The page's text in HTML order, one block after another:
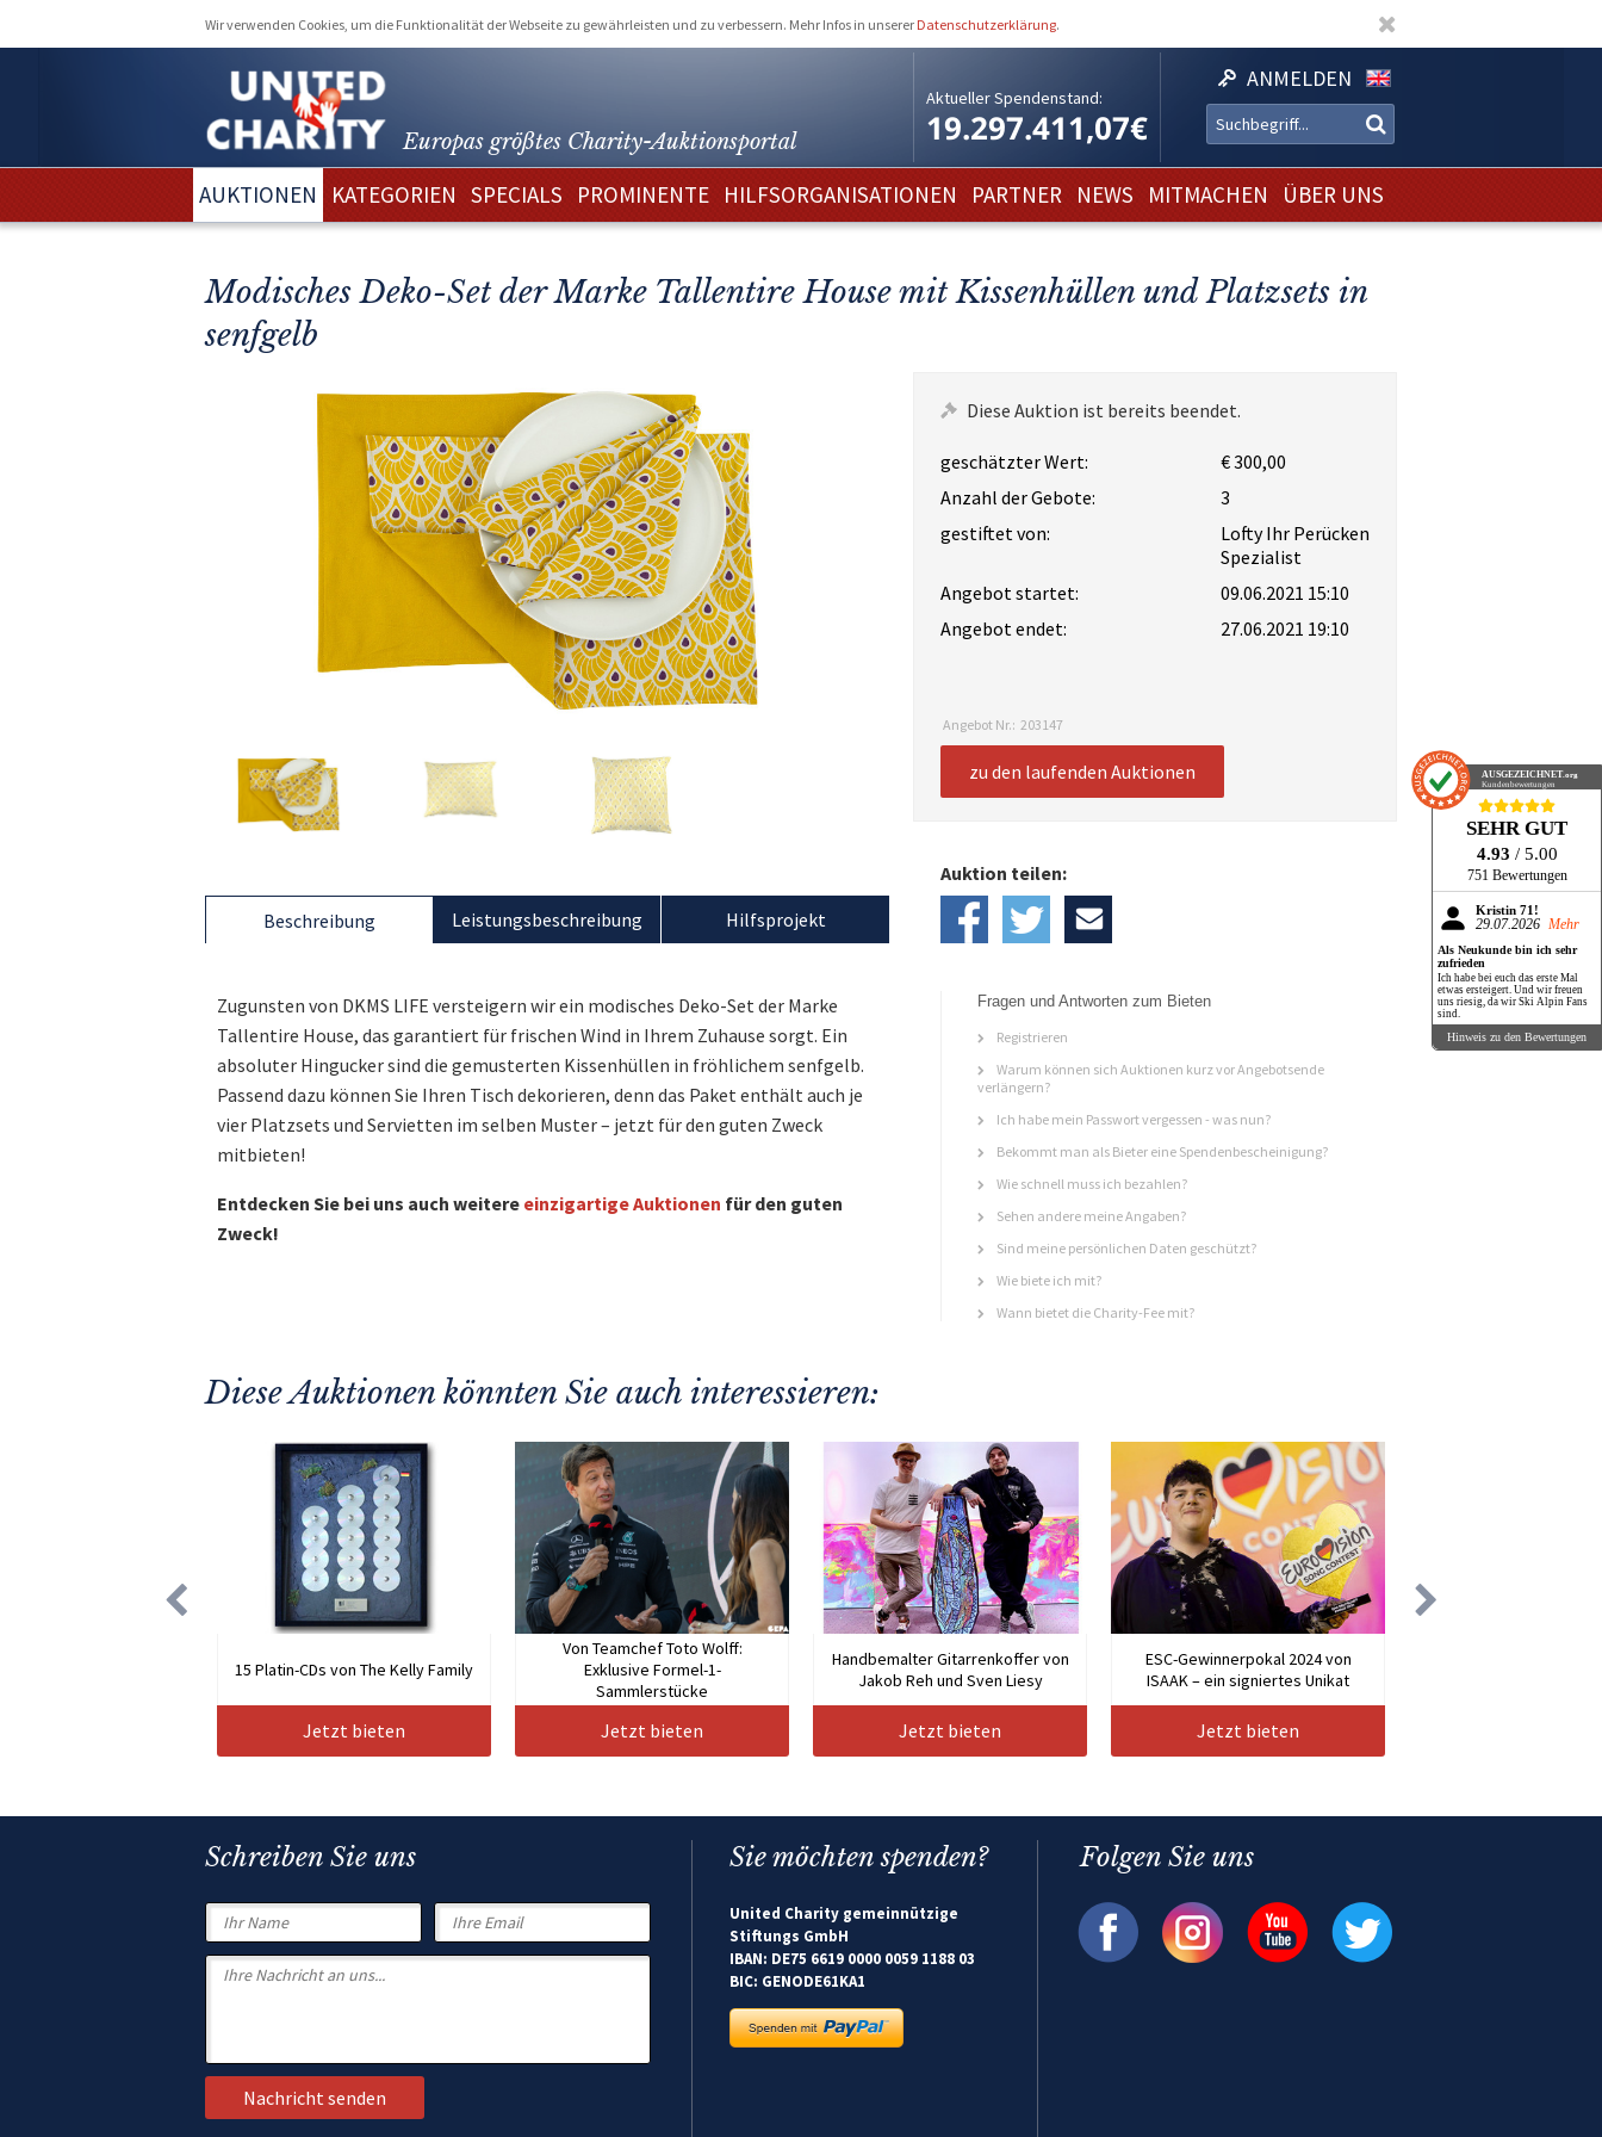
Wir verwenden Cookies, um die Funktionalität der Webseite zu gewährleisten und zu verbessern. Mehr Infos in unserer Datenschutzerklärung.
Europas größtes Charity-Auktionsportal
Aktueller Spendenstand:
19.297.411,07€
ANMELDEN
AUKTIONEN KATEGORIEN SPECIALS PROMINENTE HILFSORGANISATIONEN PARTNER NEWS MITMACHEN ÜBER UNS
Modisches Deko-Set der Marke Tallentire House mit Kissenhüllen und Platzsets in
senfgelb
Diese Auktion ist bereits beendet.
geschätzter Wert:
€ 300,00
Anzahl der Gebote:
3
gestiftet von:
Lofty Ihr Perücken
Spezialist
Angebot startet:
09.06.2021 15:10
Angebot endet:
27.06.2021 19:10
Angebot Nr.: 203147
zu den laufenden Auktionen
Beschreibung
Zugunsten von DKMS LIFE versteigern wir ein modisches Deko-Set der Marke
Tallentire House, das garantiert für frischen Wind in Ihrem Zuhause sorgt. Ein
absoluter Hingucker sind die gemusterten Kissenhüllen in fröhlichem senfgelb.
Passend dazu können Sie Ihren Tisch dekorieren, denn das Paket enthält auch je
vier Platzsets und Servietten im selben Muster – jetzt für den guten Zweck
mitbieten!
Entdecken Sie bei uns auch weitere einzigartige Auktionen für den guten
Zweck!
Leistungsbeschreibung Hilfsprojekt
Auktion teilen:
Fragen und Antworten zum Bieten
Registrieren
Warum können sich Auktionen kurz vor Angebotsende
verlängern?
Ich habe mein Passwort vergessen - was nun?
Bekommt man als Bieter eine Spendenbescheinigung?
Wie schnell muss ich bezahlen?
Sehen andere meine Angaben?
Sind meine persönlichen Daten geschützt?
Wie biete ich mit?
Wann bietet die Charity-Fee mit?
Diese Auktionen könnten Sie auch interessieren:
15 Platin-CDs von The Kelly Family
Jetzt bieten
Von Teamchef Toto Wolff:
Exklusive Formel-1-
Sammlerstücke
Jetzt bieten
Handbemalter Gitarrenkoffer von
Jakob Reh und Sven Liesy
Jetzt bieten
ESC-Gewinnerpokal 2024 von
ISAAK – ein signiertes Unikat
Jetzt bieten
Schreiben Sie uns Sie möchten spenden?
United Charity gemeinnützige
Stiftungs GmbH
IBAN: DE75 6619 0000 0059 1188 03
BIC: GENODE61KA1
Folgen Sie uns
AUSGEZEICHNET.org
Kundenbewertungen
SEHR GUT
4.93 / 5.00
751 Bewertungen
Kristin 71!
29.07.2026 Mehr
Als Neukunde bin ich sehr
zufrieden
Ich habe bei euch das erste Mal
etwas ersteigert. Und wir freuen
uns riesig, da wir Ski Alpin Fans
sind.
Hinweis zu den Bewertungen